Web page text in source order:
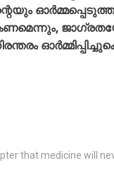
that medicine will